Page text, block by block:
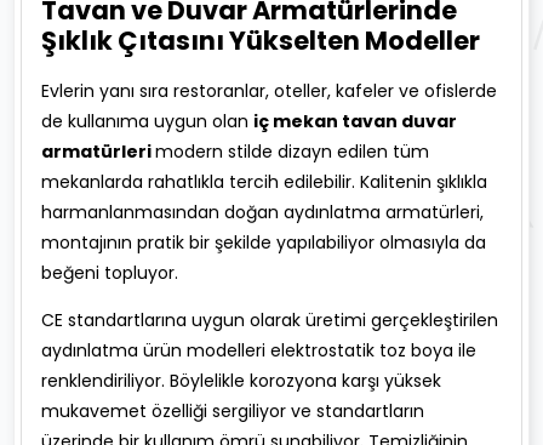
Tavan ve Duvar Armatürlerinde
Şıklık Çıtasını Yükselten Modeller
Evlerin yanı sıra restoranlar, oteller, kafeler ve ofislerde
de kullanıma uygun olan iç mekan tavan duvar
armatürlerimodern stilde dizayn edilen tüm
mekanlarda rahatlıkla tercih edilebilir. Kalitenin şıklıkla
harmanlanmasından doğan aydınlatma armatürleri,
montajının pratik bir şekilde yapılabiliyor olmasıyla da
beğeni topluyor.
CE standartlarına uygun olarak üretimi gerçekleştirilen
aydınlatma ürün modelleri elektrostatik toz boya ile
renklendiriliyor. Böylelikle korozyona karşı yüksek
mukavemet özelliği sergiliyor ve standartların